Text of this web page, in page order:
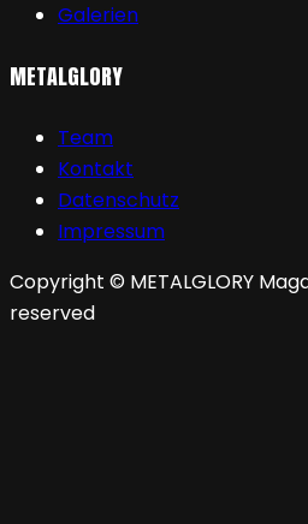
Galerien
METALGLORY
Team
Kontakt
Datenschutz
Impressum
Copyright © METALGLORY
reserved